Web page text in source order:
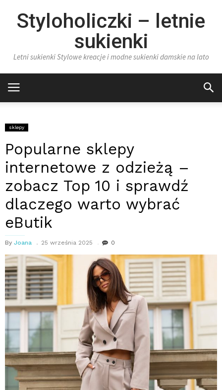
Styloholiczki – letnie
sukienki
Letni sukienki Stylowe kreacje i modne sukienki damskie na lato
sklepy
Popularne sklepy
internetowe z odzieżą –
zobacz Top 10 i sprawdź
dlaczego warto wybrać
eButik
By Joana 25 września 2025 0